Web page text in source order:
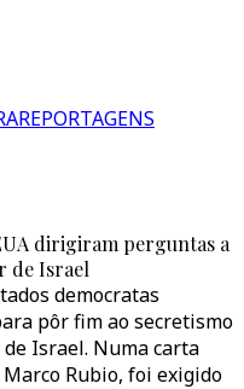
REPORTAGENS
dirigiram perguntas a
de Israel
democratas
pôr fim ao secretismo
Israel. Numa carta
Rubio, foi exigido